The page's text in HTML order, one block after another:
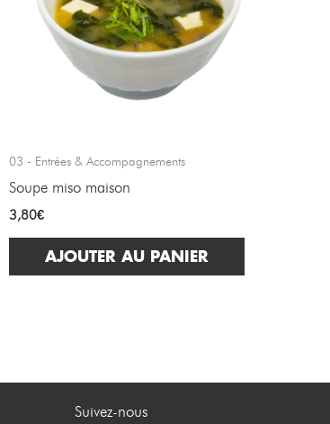
03 - Entrées & Accompagnements
Soupe miso maison
3,80€
AJOUTER AU PANIER
Suivez-nous